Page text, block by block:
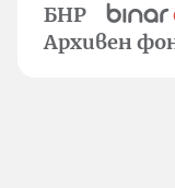
БНР
Архивен